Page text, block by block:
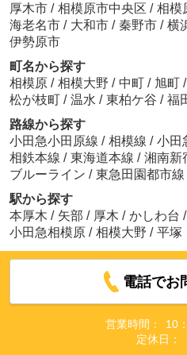
厚木市 / 相模原市中央区 / 相模
海老名市 / 大和市 / 秦野市 / 横
伊勢原市
町名から探す
相模原 / 相模大野 / 中町 / 旭町 /
松が枝町 / 温水 / 東柏ケ谷 / 福
路線から探す
小田急小田原線 / 相模線 / 小田
相鉄本線 / 東海道本線 / 湘南新
ブルーライン / 東急田園都市線
駅から探す
本厚木 / 矢部 / 厚木 / かしわ台 /
小田急相模原 / 相模大野 / 平塚
電話でお
営業時間：
10
定休日：